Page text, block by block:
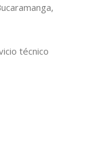
técnico